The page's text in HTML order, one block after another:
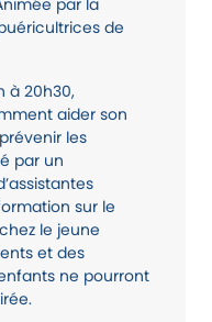
par la
de
à 20h30,
aider son
les
par un
sur le
le jeune
et des
ne pourront